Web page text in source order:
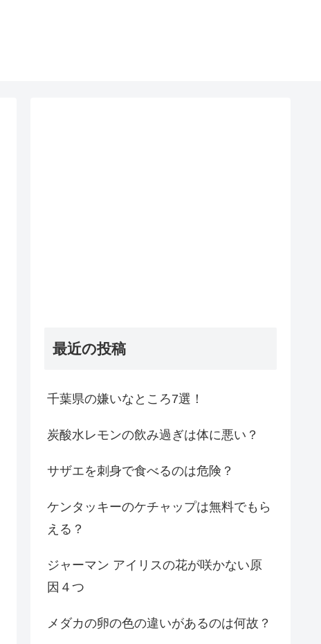
最近の投稿
千葉県の嫌いなところ7選！
炭酸水レモンの飲み過ぎは体に悪い？
サザエを刺身で食べるのは危険？
ケンタッキーのケチャップは無料でもら
える？
ジャーマン アイリスの花が咲かない原
因４つ
メダカの卵の色の違いがあるのは何故？